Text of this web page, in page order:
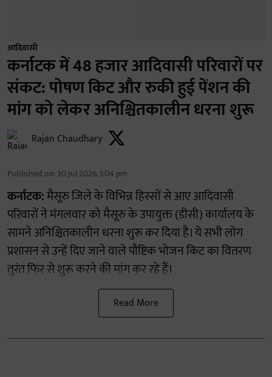
आदिवासी
कर्नाटक में 48 हजार आदिवासी परिवारों पर
संकट: पोषण किट और रुकी हुई पेंशन की
मांग को लेकर अनिश्चितकालीन धरना शुरू
Rajan Chaudhary
Published on: 30 Jul 2026, 1:04 pm
कर्नाटक:मैसूरु जिले के विभिन्न हिस्सों से आए आदिवासी
परिवारों ने मंगलवार को मैसूरु के उपायुक्त (डीसी) कार्यालय के
सामने अनिश्चितकालीन धरना शुरू कर दिया है। ये सभी लोग
प्रशासन से उन्हें दिए जाने वाले पौष्टिक भोजन किट का वितरण
तुरंत फिर से शुरू करने की मांग कर रहे हैं।
Read More